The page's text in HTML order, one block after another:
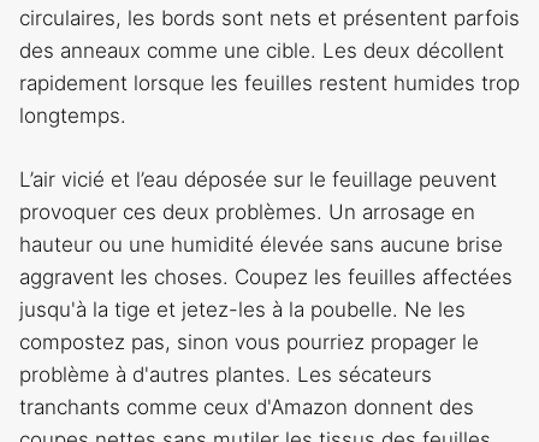
circulaires, les bords sont nets et présentent parfois
des anneaux comme une cible. Les deux décollent
rapidement lorsque les feuilles restent humides trop
longtemps.
L’air vicié et l’eau déposée sur le feuillage peuvent
provoquer ces deux problèmes. Un arrosage en
hauteur ou une humidité élevée sans aucune brise
aggravent les choses. Coupez les feuilles affectées
jusqu'à la tige et jetez-les à la poubelle. Ne les
compostez pas, sinon vous pourriez propager le
problème à d'autres plantes. Les sécateurs
tranchants comme ceux d'Amazon donnent des